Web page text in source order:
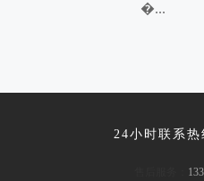
�...
24小时联系